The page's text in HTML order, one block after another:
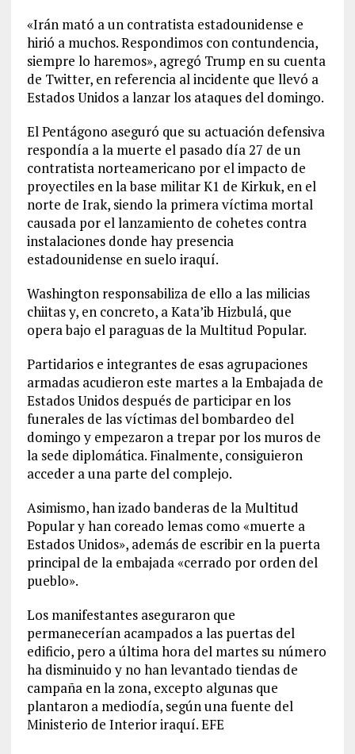
«Irán mató a un contratista estadounidense e
hirió a muchos. Respondimos con contundencia,
siempre lo haremos», agregó Trump en su cuenta
de Twitter, en referencia al incidente que llevó a
Estados Unidos a lanzar los ataques del domingo.
El Pentágono aseguró que su actuación defensiva
respondía a la muerte el pasado día 27 de un
contratista norteamericano por el impacto de
proyectiles en la base militar K1 de Kirkuk, en el
norte de Irak, siendo la primera víctima mortal
causada por el lanzamiento de cohetes contra
instalaciones donde hay presencia
estadounidense en suelo iraquí.
Washington responsabiliza de ello a las milicias
chiitas y, en concreto, a Kata’ib Hizbulá, que
opera bajo el paraguas de la Multitud Popular.
Partidarios e integrantes de esas agrupaciones
armadas acudieron este martes a la Embajada de
Estados Unidos después de participar en los
funerales de las víctimas del bombardeo del
domingo y empezaron a trepar por los muros de
la sede diplomática. Finalmente, consiguieron
acceder a una parte del complejo.
Asimismo, han izado banderas de la Multitud
Popular y han coreado lemas como «muerte a
Estados Unidos», además de escribir en la puerta
principal de la embajada «cerrado por orden del
pueblo».
Los manifestantes aseguraron que
permanecerían acampados a las puertas del
edificio, pero a última hora del martes su número
ha disminuido y no han levantado tiendas de
campaña en la zona, excepto algunas que
plantaron a mediodía, según una fuente del
Ministerio de Interior iraquí. EFE